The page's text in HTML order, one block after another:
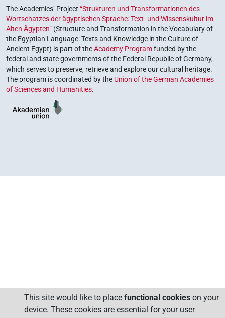
The Academies’ Project “Strukturen und Transformationen des
Wortschatzes der ägyptischen Sprache: Text- und Wissenskultur im
Alten Ägypten” (Structure and Transformation in the Vocabulary of
the Egyptian Language: Texts and Knowledge in the Culture of
Ancient Egypt) is part of theAcademy Programfunded by the
federal and state governments of the Federal Republic of Germany,
which serves to preserve, retrieve and explore our cultural heritage.
The program is coordinated by the Union of the German Academies
of Sciences and Humanities.
This site would like to place functional cookies on your
device. These cookies are essential for your user